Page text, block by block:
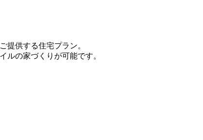
提供する住宅プラン。
ルの家づくりが可能です。